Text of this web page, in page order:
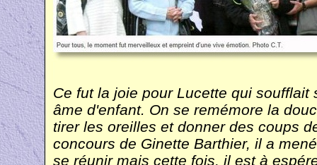
Ce fut la joie pour Lucette qui
âme d'enfant. On se remémore la
tirer les oreilles et donner des coups
concours de Ginette Barthier, il a
se réunir mais cette fois, il est à